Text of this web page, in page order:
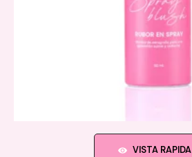
VISTA RAPIDA